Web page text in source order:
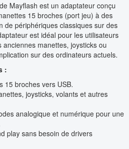
de Mayflash est un adaptateur conçu
15 broches (port jeu) à des
de périphériques classiques sur des
est idéal pour les utilisateurs
manettes, joysticks ou
sur des ordinateurs actuels.
:
15 broches vers USB.
joysticks, volants et autres
analogique et numérique pour une
play sans besoin de drivers